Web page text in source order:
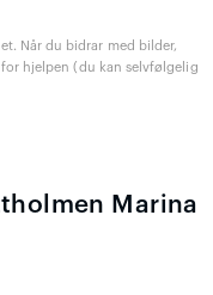
Når du bidrar med bilder,
hjelpen (du kan selvfølgelig
Marina